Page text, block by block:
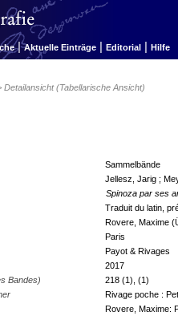
| Aktuelle Einträge | Editorial | Hilfe
Detailansicht (Tabellarische Ansicht)
Sammelbände
Jellesz, Jarig ;
Spinoza par ses
Traduit du latin,
Rovere, Maxime
Paris
Payot & Rivages
2017
Bandes)
218 (1), (1)
Rivage poche :
Rovere, Maxime: